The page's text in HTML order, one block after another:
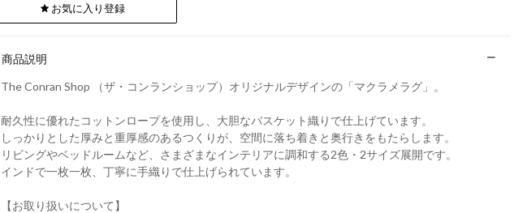
お気に入り登録
商品説明
The Conran Shop （ザ・コンランショップ）オリジナルデザインの「マクラメラグ」。
耐久性に優れたコットンロープを使用し、大胆なバスケット織りで仕上げています。
しっかりとした厚みと重厚感のあるつくりが、空間に落ち着きと奥行きをもたらします。
リビングやベッドルームなど、さまざまなインテリアに調和する2色・2サイズ展開です。
インドで一枚一枚、丁寧に手織りで仕上げられています。
【お取り扱いについて】